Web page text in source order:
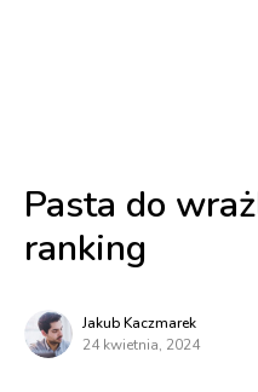
Pasta do
ranking
Jakub Kaczmarek
24 kwietnia, 2024